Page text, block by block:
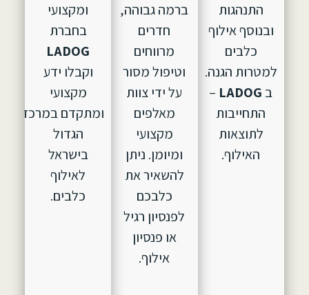
התנהגות
ובנוסף אילוף
כלבים
למטרות הגנה.
ב LADOG
–
התחייבות
לתוצאות
האילוף.
ברמה גבוהה,
חדרים
מרווחים
וטיפול מסור
על ידי צוות
מאלפים
מקצועי
ומיומן. ניתן
להשאיר את
כלבכם
לפנסיון רגיל
או פנסיון
אילוף.
ומקצועי
בחברת
LADOG
וקבלו ידע
מקצועי
ומתקדם במרכז
הגדול
בישראל
לאילוף
כלבים.